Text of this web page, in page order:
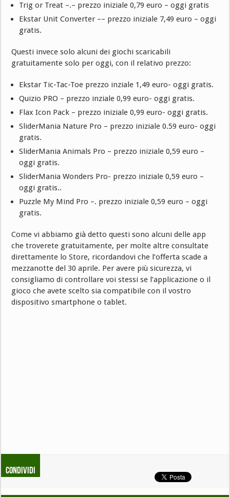
Trig or Treat –.– prezzo iniziale 0,79 euro – oggi gratis
Ekstar Unit Converter –– prezzo iniziale 7,49 euro – oggi
gratis.
Questi invece solo alcuni dei giochi scaricabili
gratuitamente solo per oggi, con il relativo prezzo:
Ekstar Tic-Tac-Toe prezzo inziale 1,49 euro- oggi gratis.
Quizio PRO – prezzo inziale 0,99 euro- oggi gratis.
Flax Icon Pack – prezzo iniziale 0,99 euro- oggi gratis.
SliderMania Nature Pro – prezzo iniziale 0.59 euro- oggi
gratis.
SliderMania Animals Pro – prezzo iniziale 0,59 euro –
oggi gratis.
SliderMania Wonders Pro- prezzo iniziale 0,59 euro –
oggi gratis..
Puzzle My Mind Pro –. prezzo iniziale 0,59 euro – oggi
gratis.
Come vi abbiamo già detto questi sono alcuni delle app
che troverete gratuitamente, per molte altre consultate
direttamente lo Store, ricordandovi che l’offerta scade a
mezzanotte del 30 aprile. Per avere più sicurezza, vi
consigliamo di controllare voi stessi se l’applicazione o il
gioco che avete scelto sia compatibile con il vostro
dispositivo smartphone o tablet.
Condividi